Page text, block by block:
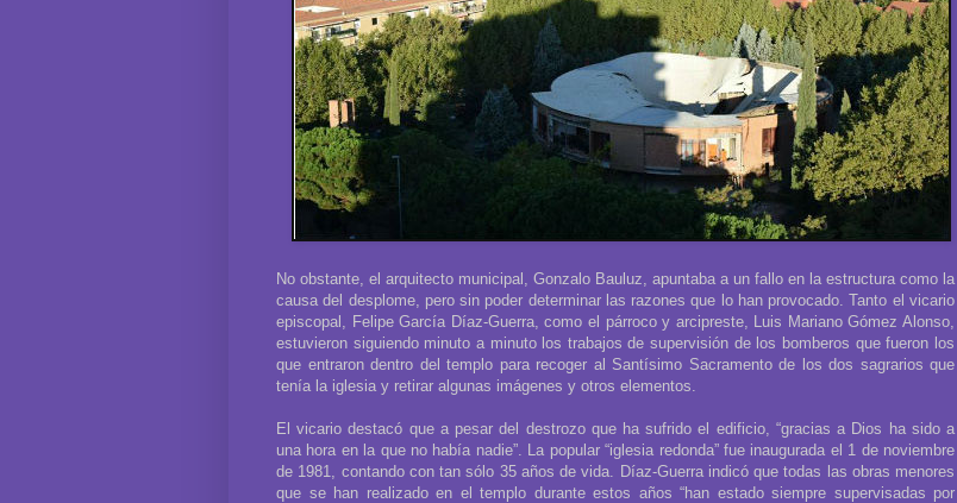
No obstante, el arquitecto municipal, Gonzalo Bauluz, apuntaba a un fallo en la estructura como la
causa del desplome, pero sin poder determinar las razones que lo han provocado. Tanto el vicario
episcopal, Felipe García Díaz-Guerra, como el párroco y arcipreste, Luis Mariano Gómez Alonso,
estuvieron siguiendo minuto a minuto los trabajos de supervisión de los bomberos que fueron los
que entraron dentro del templo para recoger al Santísimo Sacramento de los dos sagrarios que
tenía la iglesia y retirar algunas imágenes y otros elementos.
El vicario destacó que a pesar del destrozo que ha sufrido el edificio, “gracias a Dios ha sido a
una hora en la que no había nadie”. La popular “iglesia redonda” fue inaugurada el 1 de noviembre
de 1981, contando con tan sólo 35 años de vida. Díaz-Guerra indicó que todas las obras menores
que se han realizado en el templo durante estos años “han estado siempre supervisadas por